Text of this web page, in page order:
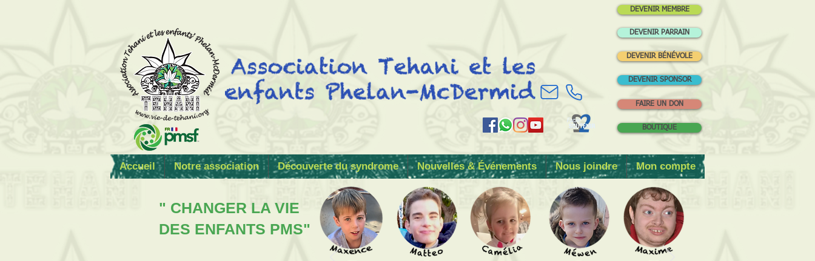
DEVENIR MEMBRE
DEVENIR PARRAIN
DEVENIR BÉNÉVOLE
DEVENIR SPONSOR
FAIRE UN DON
BOUTIQUE
Accueil Notre association Découverte du syndrome Nouvelles & Événements Nous joindre Mon compte
" CHANGER LA VIE
DES ENFANTS PMS"